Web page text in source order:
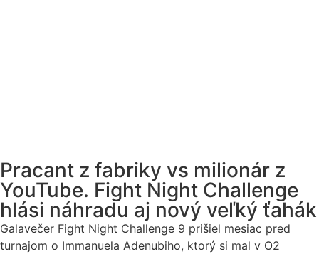
Pracant z fabriky vs milionár z
YouTube. Fight Night Challenge
hlási náhradu aj nový veľký ťahák
Galavečer Fight Night Challenge 9 prišiel mesiac pred
turnajom o Immanuela Adenubiho, ktorý si mal v O2